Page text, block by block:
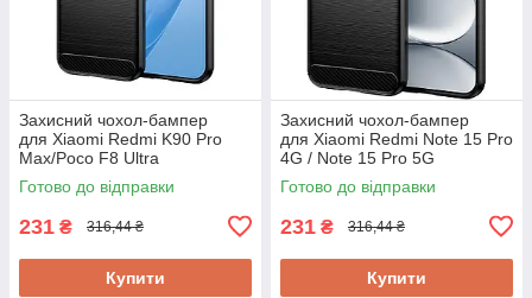
Захисний чохол-бампер
для Xiaomi Redmi K90 Pro
Max/Poco F8 Ultra
Готово до відправки
231 ₴ 316,44 ₴
Купити
Захисний чохол-бампер
для Xiaomi Redmi Note 15 Pro
4G / Note 15 Pro 5G
Готово до відправки
231 ₴ 316,44 ₴
Купити